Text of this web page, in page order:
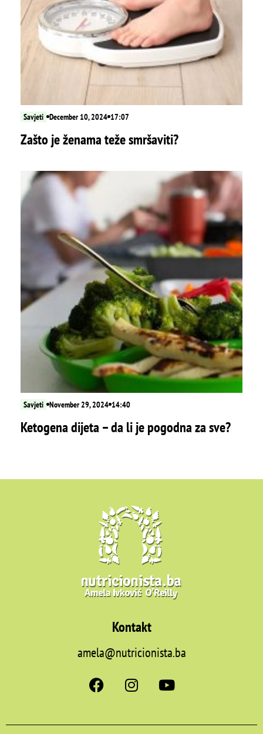
Savjeti December 10, 2024 17:07
Zašto je ženama teže smršaviti?
Savjeti November 29, 2024 14:40
Ketogena dijeta – da li je pogodna za sve?
Kontakt
amela@nutricionista.ba